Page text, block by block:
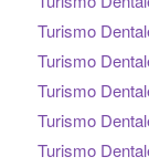
Turismo
Turismo
Turismo
Turismo
Turismo